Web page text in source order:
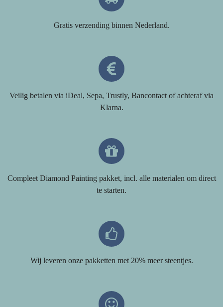
Gratis verzending binnen Nederland.
Veilig betalen via iDeal, Sepa, Trustly, Bancontact of achteraf via
Klarna.
Compleet Diamond Painting pakket, incl. alle materialen om direct
te starten.
Wij leveren onze pakketten met 20% meer steentjes.